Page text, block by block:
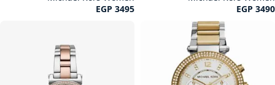
EGP 3490
EGP 3495